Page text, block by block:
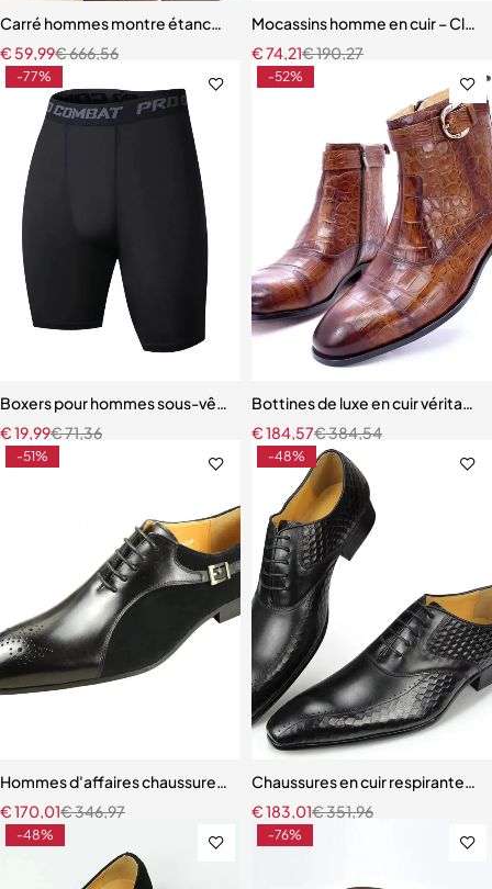
Carré hommes montre étanche lumineux chronographe
€666,56
€ 59,99
Mocassins homme en cuir –
€190,27
€74,21
-77%
Boxers pour hommes sous-vêtements de sport caleçons de sport
€71,36
€19,99
-52%
Bottines de luxe en cuir
€384,54
€184,57
-51%
Hommes d'affaires chaussures en cuir de luxe Patchwork haute
€346,97
€170,01
-48%
Chaussures en cuir respirantes
€351,96
€183,01
-48% -76%